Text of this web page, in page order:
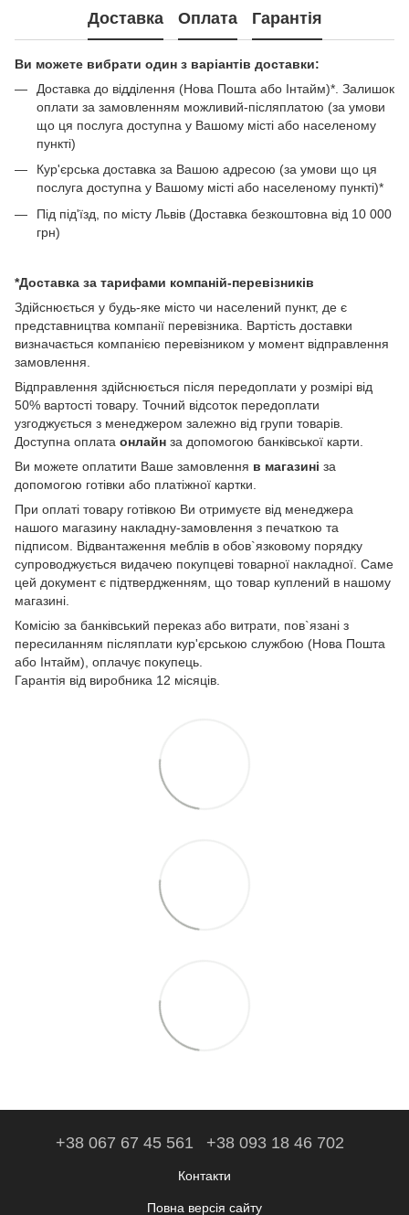
Доставка Оплата Гарантія
Ви можете вибрати один з варіантів доставки:
Доставка до відділення (Нова Пошта або Інтайм)*. Залишок
оплати за замовленням можливий-післяплатою (за умови
що ця послуга доступна у Вашому місті або населеному
пункті)
Кур'єрська доставка за Вашою адресою (за умови що ця
послуга доступна у Вашому місті або населеному пункті)*
Під під'їзд, по місту Львів (Доставка безкоштовна від 10 000
грн)
*Доставка за тарифами компаній-перевізників
Здійснюється у будь-яке місто чи населений пункт, де є
представництва компанії перевізника. Вартість доставки
визначається компанією перевізником у момент відправлення
замовлення.
Відправлення здійснюється після передоплати у розмірі від
50% вартості товару. Точний відсоток передоплати
узгоджується з менеджером залежно від групи товарів.
Доступна оплата онлайн за допомогою банківської карти.
Ви можете оплатити Ваше замовлення в магазині за
допомогою готівки або платіжної картки.
При оплаті товару готівкою Ви отримуєте від менеджера
нашого магазину накладну-замовлення з печаткою та
підписом. Відвантаження меблів в обов`язковому порядку
супроводжується видачею покупцеві товарної накладної. Саме
цей документ є підтвердженням, що товар куплений в нашому
магазині.
Комісію за банківський переказ або витрати, пов`язані з
пересиланням післяплати кур'єрською службою (Нова Пошта
або Інтайм), оплачує покупець.
Гарантія від виробника 12 місяців.
+38 067 67 45 561 +38 093 18 46 702
Контакти
Повна версія сайту